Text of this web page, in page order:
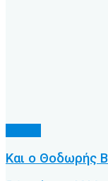
Και ο Θοδωρής